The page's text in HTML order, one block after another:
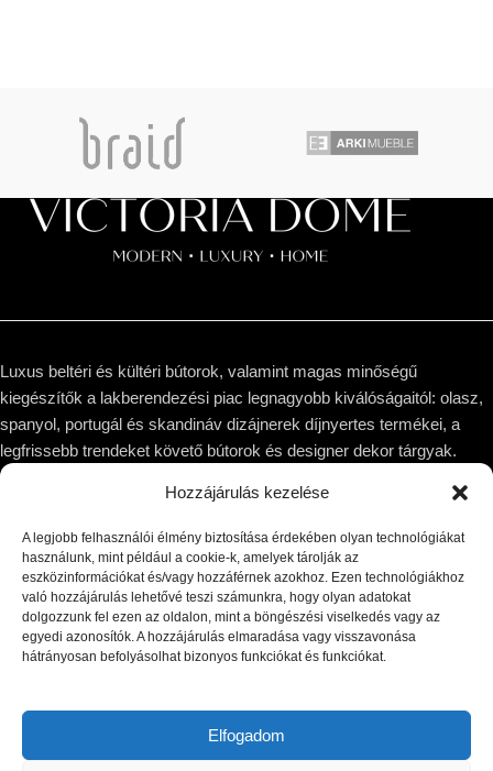
Hozzájárulás kezelése
A legjobb felhasználói élmény biztosítása érdekében olyan technológiákat
használunk, mint például a cookie-k, amelyek tárolják az
eszközinformációkat és/vagy hozzáférnek azokhoz. Ezen technológiákhoz
való hozzájárulás lehetővé teszi számunkra, hogy olyan adatokat
dolgozzunk fel ezen az oldalon, mint a böngészési viselkedés vagy az
egyedi azonosítók. A hozzájárulás elmaradása vagy visszavonása
hátrányosan befolyásolhat bizonyos funkciókat és funkciókat.
Elfogadom
Luxus beltéri és kültéri bútorok, valamint magas minőségű
kiegészítők a lakberendezési piac legnagyobb kiválóságaitól: olasz,
spanyol, portugál és skandináv dizájnerek díjnyertes termékei, a
legfrissebb trendeket követő bútorok és designer dekor tárgyak.
1044 Budapest, Megyeri út 53.
Email: hello@victoriadome.com
KÍNÁLATUNK
INFORMÁCIÓ